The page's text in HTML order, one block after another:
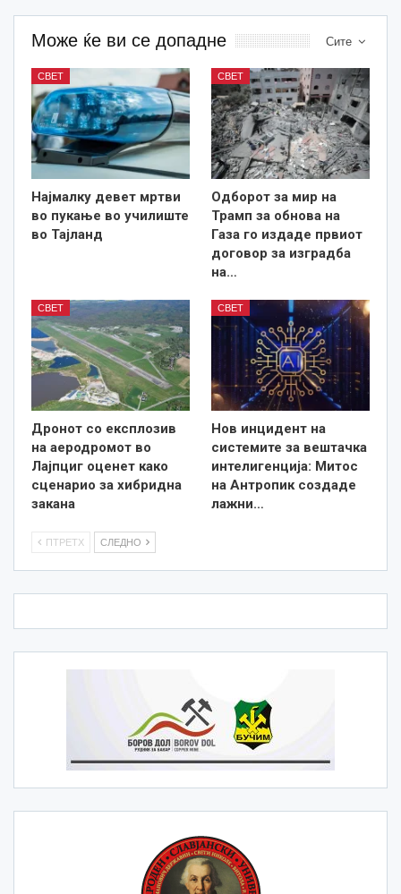
Сите
Може ќе ви се допадне
СВЕТ
Најмалку девет мртви
во пукање во училиште
во Тајланд
СВЕТ
Одборот за мир на
Трамп за обнова на
Газа го издаде првиот
договор за изградба
на…
СВЕТ
Дронот со експлозив
на аеродромот во
Лајпциг оценет како
сценарио за хибридна
закана
СВЕТ
Нов инцидент на
системите за вештачка
интелигенција: Митос
на Антропик создаде
лажни…
ПТРЕТХ СЛЕДНО